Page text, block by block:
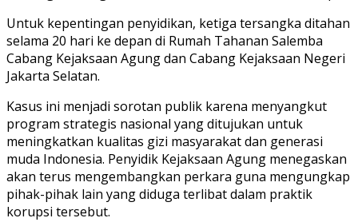
Untuk kepentingan penyidikan, ketiga tersangka ditahan
selama 20 hari ke depan di Rumah Tahanan Salemba
Cabang Kejaksaan Agung dan Cabang Kejaksaan Negeri
Jakarta Selatan.
Kasus ini menjadi sorotan publik karena menyangkut
program strategis nasional yang ditujukan untuk
meningkatkan kualitas gizi masyarakat dan generasi
muda Indonesia. Penyidik Kejaksaan Agung menegaskan
akan terus mengembangkan perkara guna mengungkap
pihak-pihak lain yang diduga terlibat dalam praktik
korupsi tersebut.